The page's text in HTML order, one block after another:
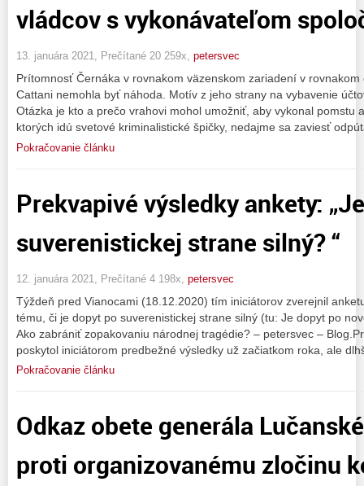
vládcov s vykonávateľom
13. januára 2021, Prečítané 20 259x, petersvec
Prítomnosť Černáka v rovnakom väzenskom zariadení v
Cattani nemohla byť náhoda. Motív z jeho strany na vybavenie
Otázka je kto a prečo vrahovi mohol umožniť, aby vykonal pomstu
ktorých idú svetové kriminalistické špičky, nedajme sa zaviesť
Pokračovanie článku
Prekvapivé výsledky ankety:
suverenistickej strane silný? “
12. januára 2021, Prečítané 4 198x, petersvec
Týždeň pred Vianocami (18.12.2020) tím iniciátorov zverejnil
tému, či je dopyt po suverenistickej strane silný (tu: Je dopyt po
Ako zabrániť zopakovaniu národnej tragédie? – petersvec –
poskytol iniciátorom predbežné výsledky už začiatkom roka, ale
Pokračovanie článku
Odkaz obete generála
proti organizovanému zločinu